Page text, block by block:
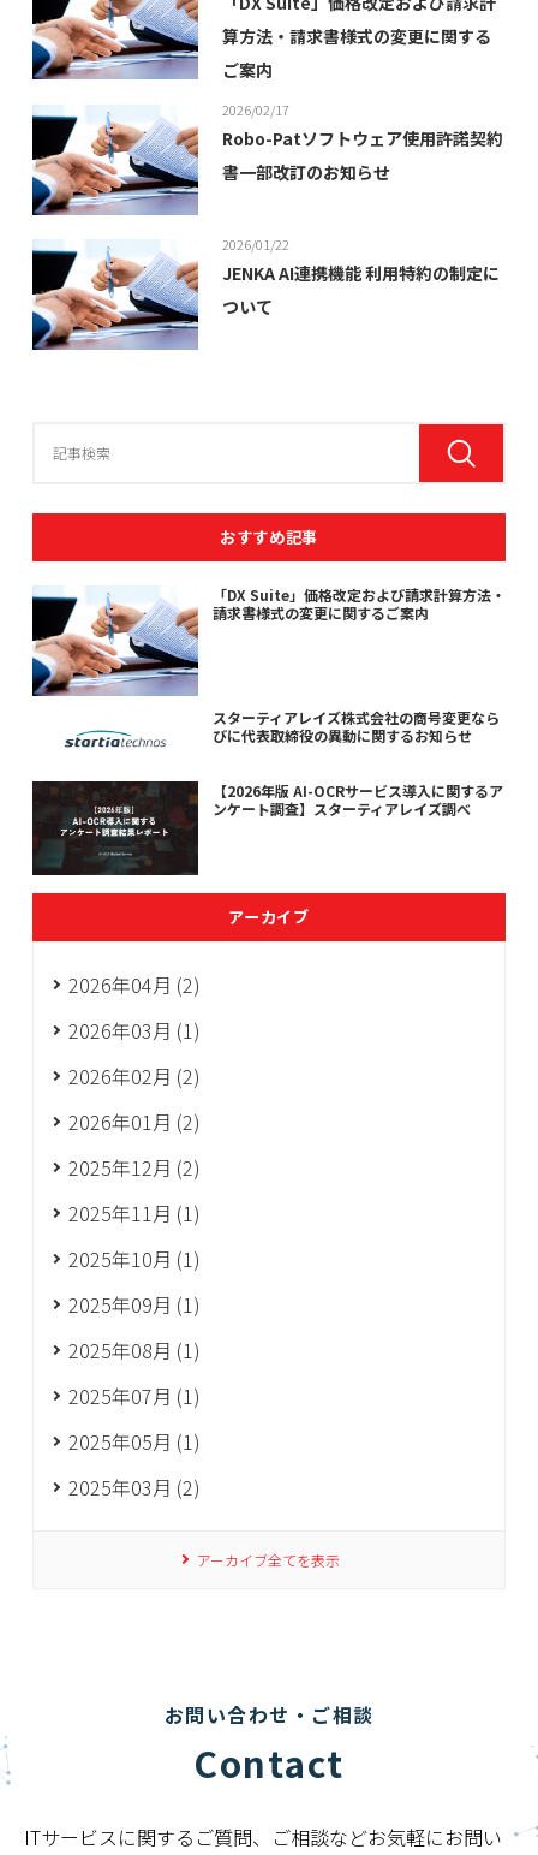
算方法・請求書様式の変更に関する
ご案内
2026/02/17
Robo-Patソフトウェア使用許諾契約
書一部改訂のお知らせ
2026/01/22
JENKA AI連携機能 利用特約の制定に
ついて
おすすめ記事
「DX Suite」価格改定および請求計算方法・
請求書様式の変更に関するご案内
スターティアレイズ株式会社の商号変更なら
びに代表取締役の異動に関するお知らせ
【2026年版 AI-OCRサービス導入に関するア
ンケート調査】スターティアレイズ調べ
アーカイブ
2026年04月 (2)
2026年03月 (1)
2026年02月 (2)
2026年01月 (2)
2025年12月 (2)
2025年11月 (1)
2025年10月 (1)
2025年09月 (1)
2025年08月 (1)
2025年07月 (1)
2025年05月 (1)
2025年03月 (2)
アーカイブ全てを表示
お問い合わせ・ご相談
Contact
ITサービスに関するご質問、ご相談などお気軽にお問い